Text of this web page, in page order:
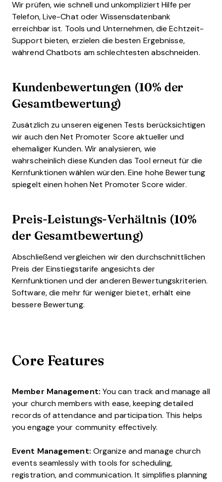
Wir prüfen, wie schnell und unkompliziert Hilfe per
Telefon, Live-Chat oder Wissensdatenbank
erreichbar ist. Tools und Unternehmen, die Echtzeit-
Support bieten, erzielen die besten Ergebnisse,
während Chatbots am schlechtesten abschneiden.
Kundenbewertungen (10% der
Gesamtbewertung)
Zusätzlich zu unseren eigenen Tests berücksichtigen
wir auch den Net Promoter Score aktueller und
ehemaliger Kunden. Wir analysieren, wie
wahrscheinlich diese Kunden das Tool erneut für die
Kernfunktionen wählen würden. Eine hohe Bewertung
spiegelt einen hohen Net Promoter Score wider.
Preis-Leistungs-Verhältnis (10%
der Gesamtbewertung)
Abschließend vergleichen wir den durchschnittlichen
Preis der Einstiegstarife angesichts der
Kernfunktionen und der anderen Bewertungskriterien.
Software, die mehr für weniger bietet, erhält eine
bessere Bewertung.
Core Features
Member Management: You can track and manage all
your church members with ease, keeping detailed
records of attendance and participation. This helps
you engage your community effectively.
Event Management: Organize and manage church
events seamlessly with tools for scheduling,
registration, and communication. It simplifies planning